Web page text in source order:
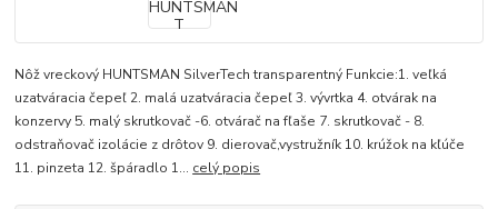
Nôž vreckový HUNTSMAN SilverTech transparentný Funkcie:1. veľká
uzatváracia čepeľ 2. malá uzatváracia čepeľ 3. vývrtka 4. otvárak na
konzervy 5. malý skrutkovač -6. otvárač na fľaše 7. skrutkovač - 8.
odstraňovač izolácie z drôtov 9. dierovač,vystružník 10. krúžok na kľúče
11. pinzeta 12. špáradlo 1... celý popis